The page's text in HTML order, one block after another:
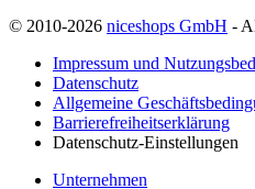
© 2010-2026 niceshops GmbH -
Impressum und
Datenschutz
Allgemeine
Barrierefreiheitserklärung
Datenschutz-Einstellungen
Unternehmen